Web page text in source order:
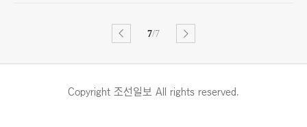
인용하는 소문난 풍류객이기도 했다. 아호 ‘우인(雨人)’은 ‘비를
부르고 비를 맞는 나그네’라는 뜻이었다.
7/7
Copyright 조선일보 All rights reserved.